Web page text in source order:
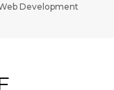
Development